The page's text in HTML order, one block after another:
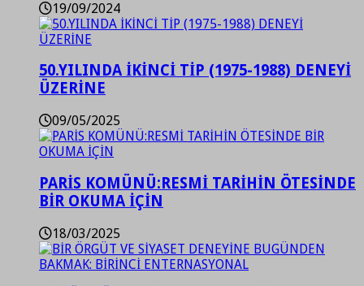
19/09/2024
50.YILINDA İKİNCİ TİP (1975-1988) DENEYİ
ÜZERİNE
09/05/2025
PARİS KOMÜNÜ:RESMİ TARİHİN ÖTESİNDE
BİR OKUMA İÇİN
18/03/2025